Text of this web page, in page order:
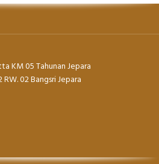
KM 05 Tahunan Jepara
02 Bangsri Jepara